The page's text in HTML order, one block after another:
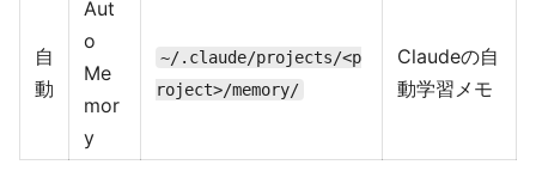
自
動
Aut
o
Me
mor
y
~/.claude/projects/<p
roject>/memory/
Claudeの自
動学習メモ